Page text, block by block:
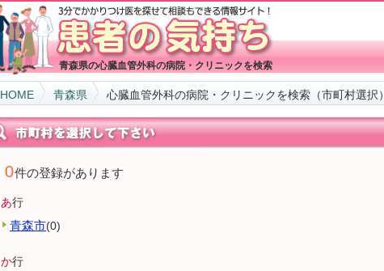
青森県の心臓血管外科の病院・クリニックを検索
HOME 青森県 心臓血管外科の病院・クリニックを検索（市町村選択）
0件の登録があります
あ行
青森市(0)
か行